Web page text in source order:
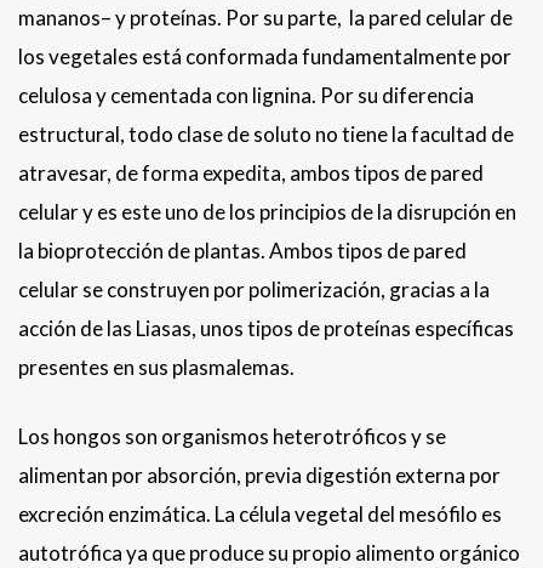
mananos– y proteínas. Por su parte, la pared celular de
los vegetales está conformada fundamentalmente por
celulosa y cementada con lignina. Por su diferencia
estructural, todo clase de soluto no tiene la facultad de
atravesar, de forma expedita, ambos tipos de pared
celular y es este uno de los principios de la disrupción en
la bioprotección de plantas. Ambos tipos de pared
celular se construyen por polimerización, gracias a la
acción de las Liasas, unos tipos de proteínas específicas
presentes en sus plasmalemas.
Los hongos son organismos heterotróficos y se
alimentan por absorción, previa digestión externa por
excreción enzimática. La célula vegetal del mesófilo es
autotrófica ya que produce su propio alimento orgánico